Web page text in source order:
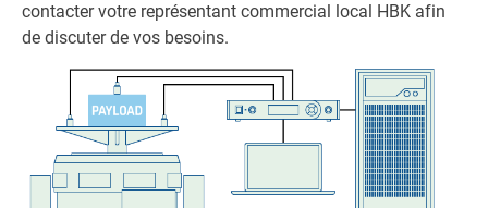
contacter votre représentant commercial local HBK afin
de discuter de vos besoins.